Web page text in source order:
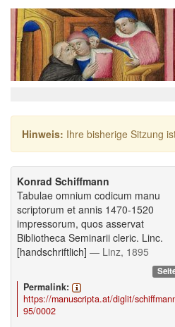
Hinweis: Ihre bisherige Sitzung
Konrad Schiffmann
Tabulae omnium codicum manu
scriptorum et annis 1470-1520
impressorum, quos asservat
Bibliotheca Seminarii cleric. Linc.
[handschriftlich] — Linz, 1895
Permalink:
https://manuscripta.at/diglit/
95/0002